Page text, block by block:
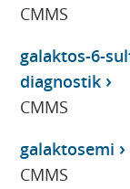
CMMS
galaktos-6-
diagnostik
CMMS
galaktosemi
CMMS